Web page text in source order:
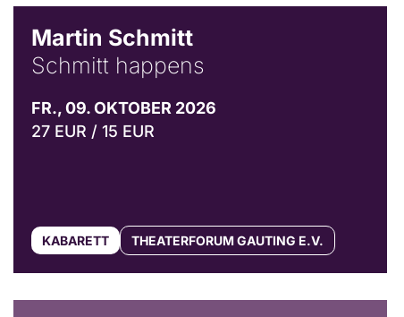
Martin Schmitt
Schmitt happens
FR., 09. OKTOBER 2026
27 EUR / 15 EUR
KABARETT THEATERFORUM GAUTING E.V.